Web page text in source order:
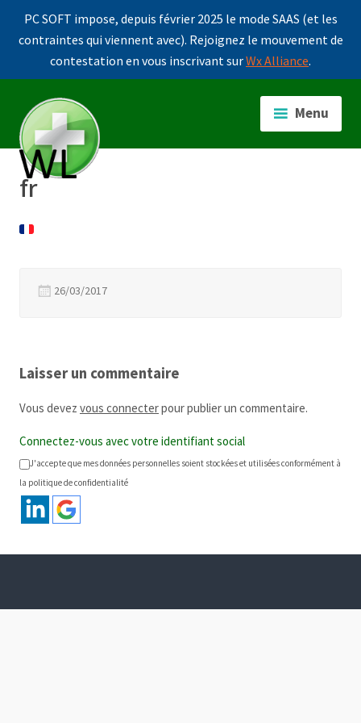
PC SOFT impose, depuis février 2025 le mode SAAS (et les
contraintes qui viennent avec). Rejoignez le mouvement de
contestation en vous inscrivant surWx Alliance.
contenu
principal
Menu
fr
26/03/2017
Laisser un commentaire
Vous devez vous connecterpour publier un commentaire.
Connectez-vous avec votre identifiant social
J'accepte que mes données personnelles soient stockées et utilisées conformément à
la politique de confidentialité